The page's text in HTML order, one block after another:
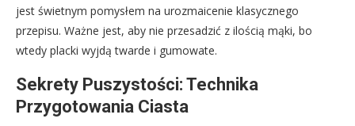
jest świetnym pomysłem na urozmaicenie klasycznego
przepisu. Ważne jest, aby nie przesadzić z ilością mąki, bo
wtedy placki wyjdą twarde i gumowate.
Sekrety Puszystości: Technika
Przygotowania Ciasta